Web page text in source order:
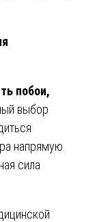
побои,
выбор
напрямую
сила